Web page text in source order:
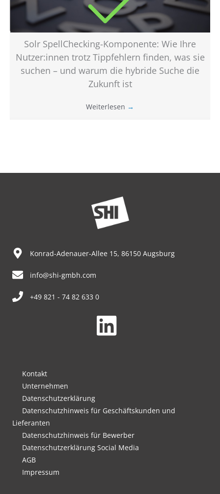
Solr SpellChecking-Komponente: Wie Ihre
Nutzer:innen trotz Tippfehlern finden, was sie
suchen – und warum die hybride Suche die
Zukunft ist
Weiterlesen →
Konrad-Adenauer-Allee 15, 86150 Augsburg
info@shi-gmbh.com
+49 821 - 74 82 633 0
Kontakt
Unternehmen
Datenschutzerklärung
Datenschutzhinweis für Geschäftskunden und
Lieferanten
Datenschutzhinweis für Bewerber
Datenschutzerklärung Social Media
AGB
Impressum